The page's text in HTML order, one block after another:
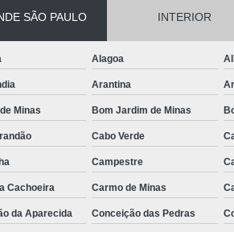
SÃO PAULO INTERIOR
Alagoa
Arantina
Minas Bom Jardim de Minas
Cabo Verde
Campestre
Cachoeira Carmo de Minas
da Aparecida Conceição das Pedras